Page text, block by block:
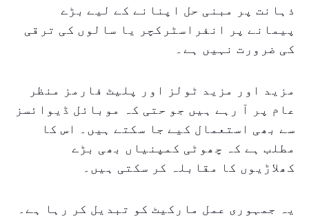
ذہانت پر مبنی حل اپنانے کے لیے بڑے
پیمانے پر انفراسٹرکچر یا سالوں کی ترقی
کی ضرورت نہیں ہے۔
مزید اور مزید ٹولز اور پلیٹ فارمز منظر
عام پر آ رہے ہیں جو حتی کہ موبائل ڈیوائسز
سے بھی استعمال کیے جا سکتے ہیں۔ اس کا
مطلب ہے کہ چھوٹی کمپنیاں بھی بڑے
کھلاڑیوں کا مقابلہ کر سکتی ہیں۔
یہ جمہوری عمل مارکیٹ کو تبدیل کر رہا ہے۔